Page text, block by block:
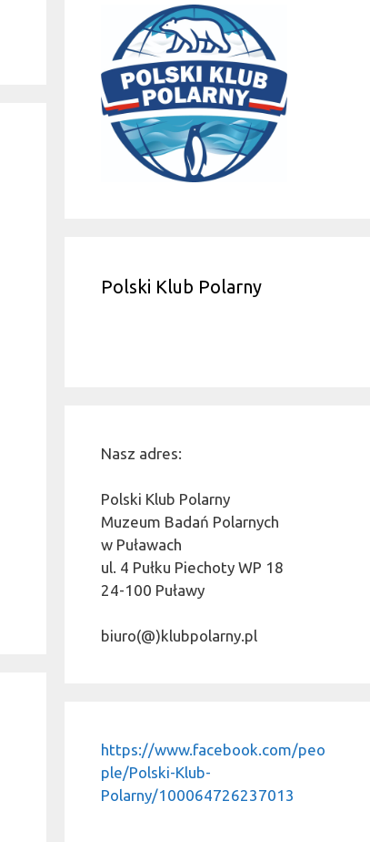
Polski Klub Polarny
Nasz adres:
Polski Klub Polarny
Muzeum Badań Polarnych
w Puławach
ul. 4 Pułku Piechoty WP 18
24-100 Puławy
biuro(@)klubpolarny.pl
https://www.facebook.com/peo
ple/Polski-Klub-
Polarny/100064726237013